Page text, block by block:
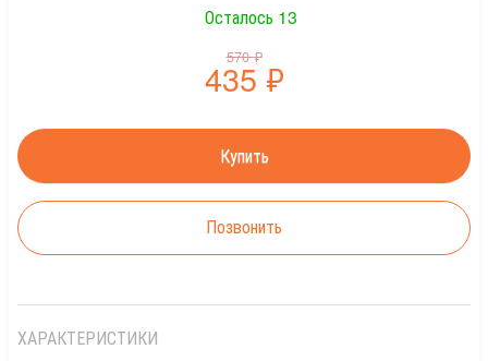
Осталось 13
570₽
435 ₽
Позвонить
ХАРАКТЕРИСТИКИ